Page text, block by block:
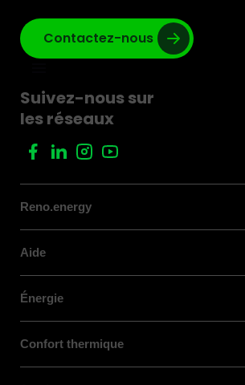
Contactez-nous
Suivez-nous sur
les réseaux
Reno.energy
Aide
Énergie
Confort thermique